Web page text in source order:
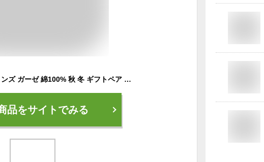
快眠 パジャマ 長袖 メンズ ガーゼ 綿100% 秋 冬 ギフトペア チェック柄 上下セット 3重ガーゼ 雲ごこちガーゼ 甘撚り 日本製 ★ 贈り物 睡眠 パジャマ 長袖 入院 紳士 格子柄ラボ 送料無料 [Z12217] Kaimin Labo 【公式】
品をサイトでみる